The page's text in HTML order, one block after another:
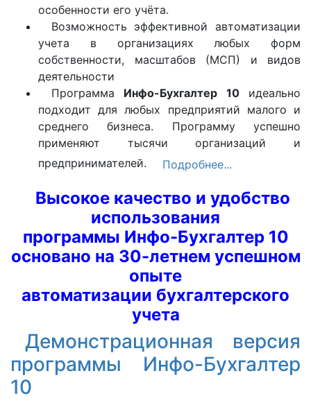
особенности его учёта.
Возможность эффективной автоматизации
учета в организациях любых форм
собственности, масштабов (МСП) и видов
деятельности
Программа Инфо-Бухгалтер 10идеально
подходит для любых предприятий малого и
среднего бизнеса. Программу успешно
применяют тысячи организаций и
предпринимателей.
Подробнее...
Высокое качество и удобство
использования
программы Инфо-Бухгалтер 10
основано на 30-летнем успешном
опыте
автоматизации бухгалтерского
учета
Демонстрационная версия
программы Инфо-Бухгалтер
10